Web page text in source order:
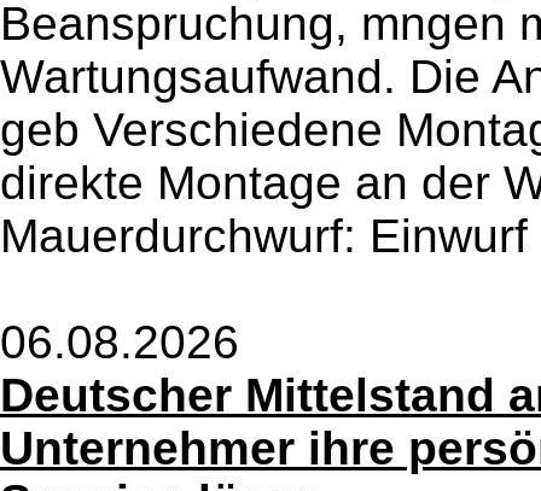
Beanspruchung, mngen
Wartungsaufwand. Die
geb Verschiedene
direkte Montage an der
Mauerdurchwurf:
06.08.2026
Deutscher Mittelstand
Unternehmer ihre